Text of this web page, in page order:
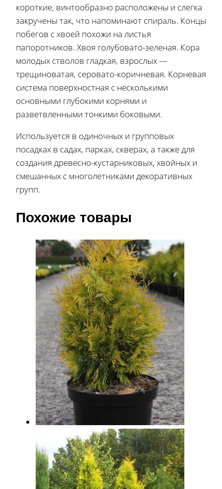
короткие, винтообразно расположены и слегка
закручены так, что напоминают спираль. Концы
побегов с хвоей похожи на листья
папоротников. Хвоя голубовато-зеленая. Кора
молодых стволов гладкая, взрослых —
трещиноватая, серовато-коричневая. Корневая
система поверхностная с несколькими
основными глубокими корнями и
разветвленными тонкими боковыми.
Используется в одиночных и групповых
посадках в садах, парках, скверах, а также для
создания древесно-кустарниковых, хвойных и
смешанных с многолетниками декоративных
групп.
Похожие товары